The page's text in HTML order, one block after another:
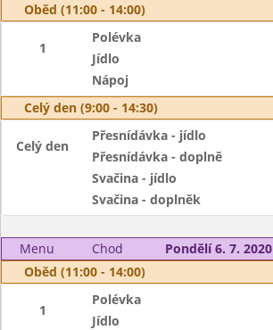
Oběd (11:00 - 14:00)
1
Polévka
Jídlo
Nápoj
Celý den (9:00 - 14:30)
Celý den
Přesnídávka - jídlo
Přesnídávka - doplně
Svačina - jídlo
Svačina - doplněk
Menu Chod
Pondělí 6. 7. 2020
Oběd (11:00 - 14:00)
1
Polévka
Jídlo